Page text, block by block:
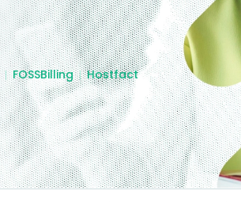
FOSSBilling Hostfact